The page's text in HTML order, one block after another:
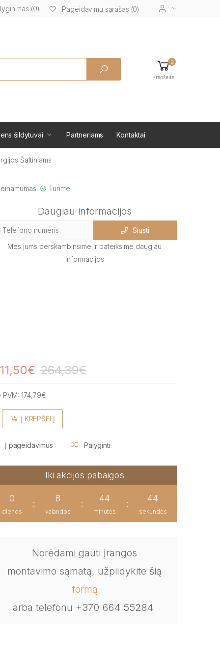
(0) Pageidavimų sąrašas (0)
0
Krepšelis
šildytuvai Partneriams Kontaktai
Šaltiniams
Turime
Daugiau informacijos
Siųsti
Mes jums perskambinsime ir pateiksime daugiau
informacijos
264,39€
PVM: 174,79€
Į KREPŠELĮ
Į pageidavimus Palyginti
Iki akcijos pabaigos
0
dienos
:
8
valandos
:
44
minutės
:
43
sekundės
Norėdami gauti įrangos
montavimo sąmatą, užpildykite šią
formą
arba telefonu +370 664 55284